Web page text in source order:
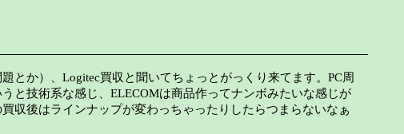
とか）、Logitec買収と聞いてちょっとがっくり来てます。PC周
と技術系な感じ、ELECOMは商品作ってナンボみたいな感じが
収後はラインナップが変わっちゃったりしたらつまらないなぁ